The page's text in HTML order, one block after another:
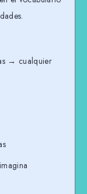
→ cualquier